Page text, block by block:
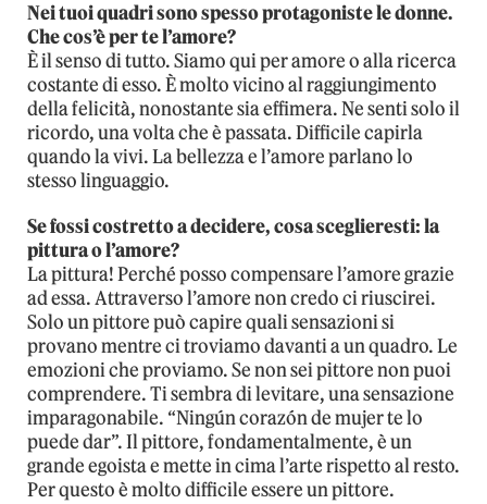
Nei tuoi quadri sono spesso protagoniste le donne.
Che cos’è per te l’amore?
È il senso di tutto. Siamo qui per amore o alla ricerca
costante di esso. È molto vicino al raggiungimento
della felicità, nonostante sia effimera. Ne senti solo il
ricordo, una volta che è passata. Difficile capirla
quando la vivi. La bellezza e l’amore parlano lo
stesso linguaggio.
Se fossi costretto a decidere, cosa sceglieresti: la
pittura o l’amore?
La pittura! Perché posso compensare l’amore grazie
ad essa. Attraverso l’amore non credo ci riuscirei.
Solo un pittore può capire quali sensazioni si
provano mentre ci troviamo davanti a un quadro. Le
emozioni che proviamo. Se non sei pittore non puoi
comprendere. Ti sembra di levitare, una sensazione
imparagonabile. “Ningún corazón de mujer te lo
puede dar”. Il pittore, fondamentalmente, è un
grande egoista e mette in cima l’arte rispetto al resto.
Per questo è molto difficile essere un pittore.